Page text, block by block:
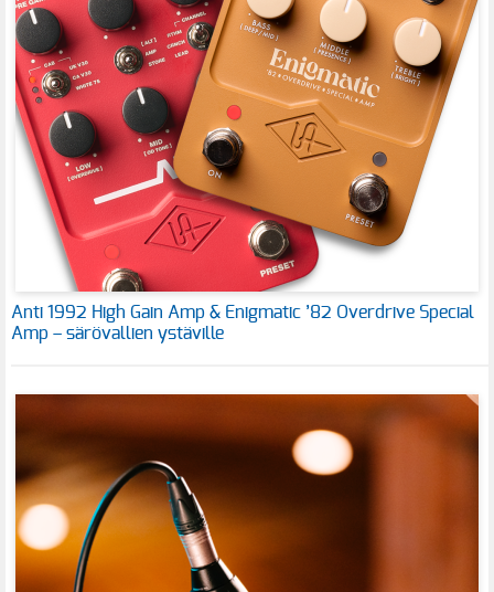
Anti 1992 High Gain Amp & Enigmatic ’82 Overdrive Special
Amp – särövallien ystäville